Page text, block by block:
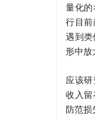
量化
行目
遇到
形中放
应该
收入
防范损